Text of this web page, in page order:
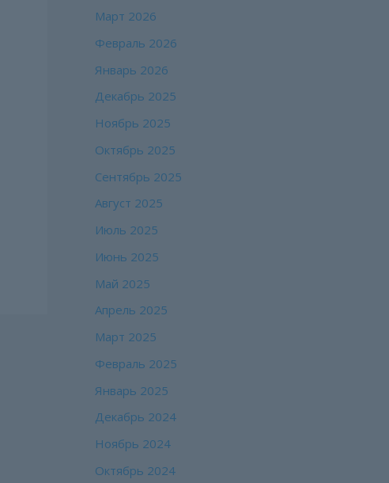
Март 2026
Февраль 2026
Январь 2026
Декабрь 2025
Ноябрь 2025
Октябрь 2025
Сентябрь 2025
Август 2025
Июль 2025
Июнь 2025
Май 2025
Апрель 2025
Март 2025
Февраль 2025
Январь 2025
Декабрь 2024
Ноябрь 2024
Октябрь 2024